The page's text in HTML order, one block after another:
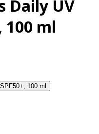
Daily UV
100 ml
100 ml